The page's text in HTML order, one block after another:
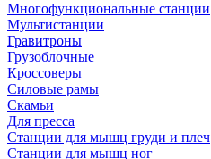
Многофункциональные станции
Мультистанции
Гравитроны
Грузоблочные
Кроссоверы
Силовые рамы
Скамьи
Для пресса
Станции для мышц груди и плеч
Станции для мышц ног